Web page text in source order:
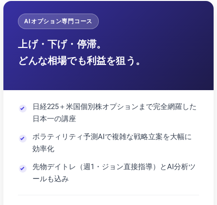
AIオプション専門コース
上げ・下げ・停滞。
どんな相場でも利益を狙う。
日経225＋米国個別株オプションまで完全網羅した
日本一の講座
ボラティリティ予測AIで複雑な戦略立案を大幅に
効率化
先物デイトレ（週1・ジョン直接指導）とAI分析ツ
ールも込み